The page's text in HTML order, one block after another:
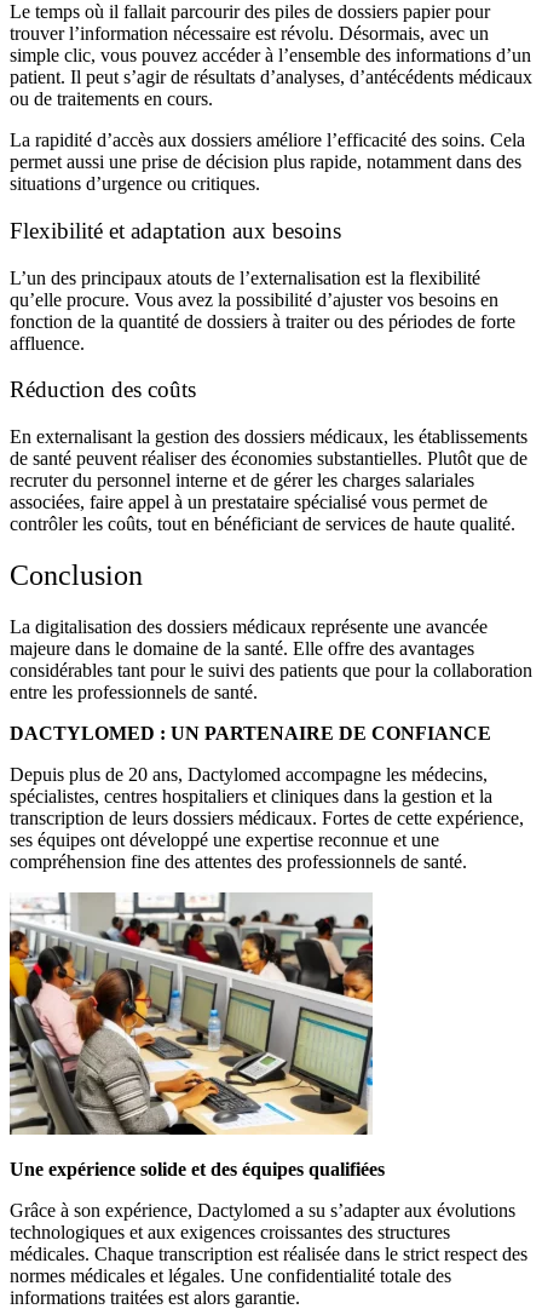
Le temps où il fallait parcourir des piles de dossiers papier pour
trouver l’information nécessaire est révolu. Désormais, avec un
simple clic, vous pouvez accéder à l’ensemble des informations d’un
patient. Il peut s’agir de résultats d’analyses, d’antécédents médicaux
ou de traitements en cours.
La rapidité d’accès aux dossiers améliore l’efficacité des soins. Cela
permet aussi une prise de décision plus rapide, notamment dans des
situations d’urgence ou critiques.
Flexibilité et adaptation aux besoins
L’un des principaux atouts de l’externalisation est la flexibilité
qu’elle procure. Vous avez la possibilité d’ajuster vos besoins en
fonction de la quantité de dossiers à traiter ou des périodes de forte
affluence.
Réduction des coûts
En externalisant la gestion des dossiers médicaux, les établissements
de santé peuvent réaliser des économies substantielles. Plutôt que de
recruter du personnel interne et de gérer les charges salariales
associées, faire appel à un prestataire spécialisé vous permet de
contrôler les coûts, tout en bénéficiant de services de haute qualité.
Conclusion
La digitalisation des dossiers médicaux représente une avancée
majeure dans le domaine de la santé. Elle offre des avantages
considérables tant pour le suivi des patients que pour la collaboration
entre les professionnels de santé.
DACTYLOMED : UN PARTENAIRE DE CONFIANCE
Depuis plus de 20 ans, Dactylomed accompagne les médecins,
spécialistes, centres hospitaliers et cliniques dans la gestion et la
transcription de leurs dossiers médicaux. Fortes de cette expérience,
ses équipes ont développé une expertise reconnue et une
compréhension fine des attentes des professionnels de santé.
Une expérience solide et des équipes qualifiées
Grâce à son expérience, Dactylomed a su s’adapter aux évolutions
technologiques et aux exigences croissantes des structures
médicales. Chaque transcription est réalisée dans le strict respect des
normes médicales et légales. Une confidentialité totale des
informations traitées est alors garantie.